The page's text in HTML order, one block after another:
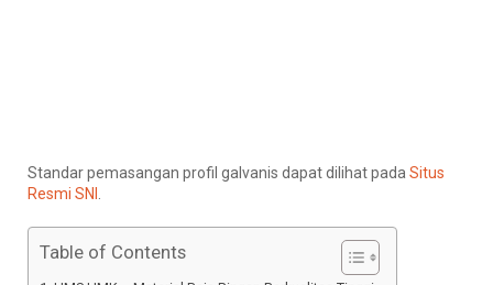
Standar pemasangan profil galvanis dapat dilihat pada Situs
Resmi SNI
Table of Contents